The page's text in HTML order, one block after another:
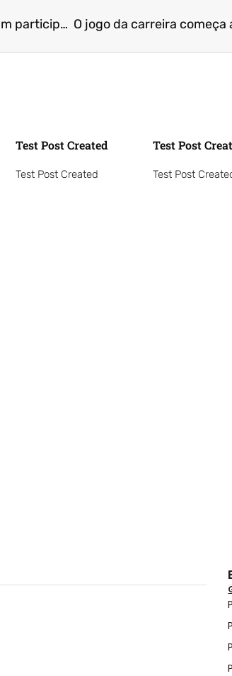
Protagonismo, carreira e futuro marcam participação da Fucape no III Fórum Educacional
Test Post Created
Test Post Created
Test Post
Test Post